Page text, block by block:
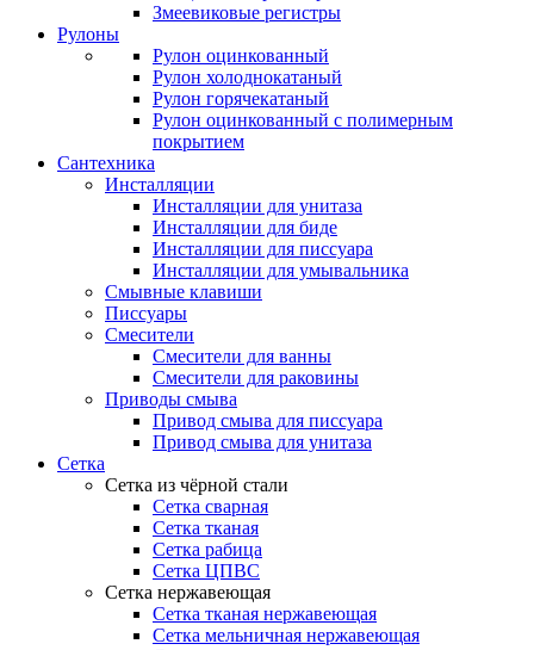
Змеевиковые регистры
Рулоны
Рулон оцинкованный
Рулон холоднокатаный
Рулон горячекатаный
Рулон оцинкованный с полимерным
покрытием
Сантехника
Инсталляции
Инсталляции для унитаза
Инсталляции для биде
Инсталляции для писсуара
Инсталляции для умывальника
Смывные клавиши
Писсуары
Смесители
Смесители для ванны
Смесители для раковины
Приводы смыва
Привод смыва для писсуара
Привод смыва для унитаза
Сетка
Сетка из чёрной стали
Сетка сварная
Сетка тканая
Сетка рабица
Сетка ЦПВС
Сетка нержавеющая
Сетка тканая нержавеющая
Сетка мельничная нержавеющая